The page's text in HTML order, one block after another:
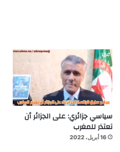
سياسي جزائري: على الجزائر أن
تعتذر للمغرب
16 أبريل، 2022